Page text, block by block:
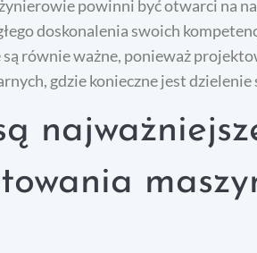
powinni być otwarci na
doskonalenia swoich
równie ważne, ponieważ
gdzie konieczne jest dzielenie